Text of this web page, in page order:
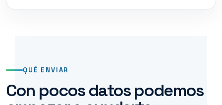
QUÉ ENVIAR
Con pocos datos podemos